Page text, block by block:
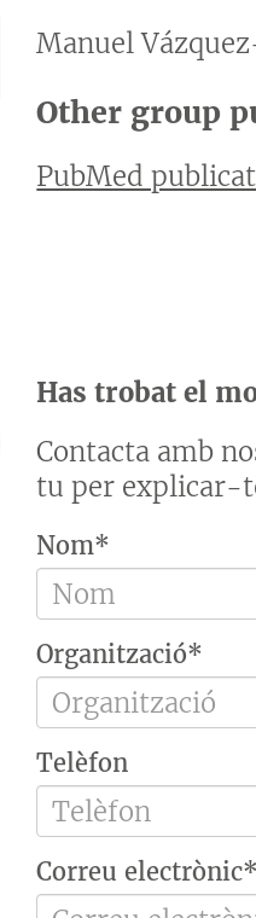
Manuel
Other group
PubMed
Has trobat el
Contacta amb
tu per explicar-
Nom*
Organització*
Telèfon
Correu electrònic*